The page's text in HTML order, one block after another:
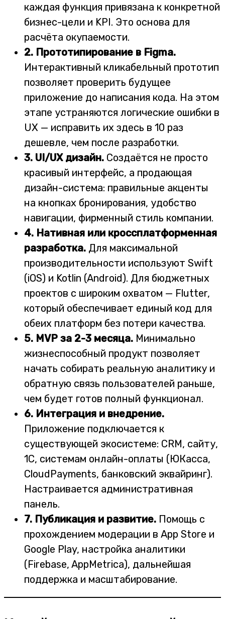
каждая функция привязана к конкретной
бизнес-цели и KPI. Это основа для
расчёта окупаемости.
2. Прототипирование в Figma.
Интерактивный кликабельный прототип
позволяет проверить будущее
приложение до написания кода. На этом
этапе устраняются логические ошибки в
UX — исправить их здесь в 10 раз
дешевле, чем после разработки.
3. UI/UX дизайн. Создаётся не просто
красивый интерфейс, а продающая
дизайн-система: правильные акценты
на кнопках бронирования, удобство
навигации, фирменный стиль компании.
4. Нативная или кроссплатформенная
разработка. Для максимальной
производительности используют Swift
(iOS) и Kotlin (Android). Для бюджетных
проектов с широким охватом — Flutter,
который обеспечивает единый код для
обеих платформ без потери качества.
5. MVP за 2-3 месяца. Минимально
жизнеспособный продукт позволяет
начать собирать реальную аналитику и
обратную связь пользователей раньше,
чем будет готов полный функционал.
6. Интеграция и внедрение.
Приложение подключается к
существующей экосистеме: CRM, сайту,
1С, системам онлайн-оплаты (ЮКасса,
CloudPayments, банковский эквайринг).
Настраивается административная
панель.
7. Публикация и развитие. Помощь с
прохождением модерации в App Store и
Google Play, настройка аналитики
(Firebase, AppMetrica), дальнейшая
поддержка и масштабирование.